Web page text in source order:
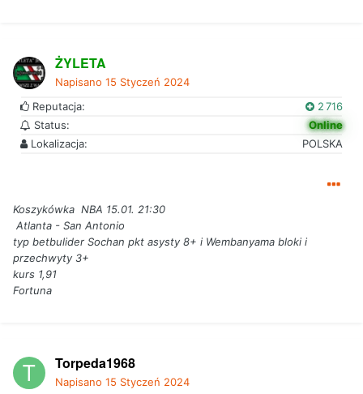
ŻYLETA
Napisano 15 Styczeń 2024
Reputacja:
2 716
Status:
Online
Lokalizacja:
POLSKA
Koszykówka NBA 15.01. 21:30
Atlanta - San Antonio
typ betbulider Sochan pkt asysty 8+ i Wembanyama bloki i
przechwyty 3+
kurs 1,91
Fortuna
Torpeda1968
Napisano 15 Styczeń 2024